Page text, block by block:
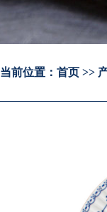
当前位置： 首页 >>